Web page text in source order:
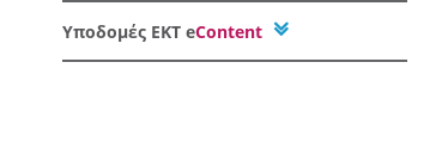
Υποδομές ΕΚΤ eContent